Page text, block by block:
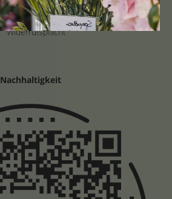
Datenschutz
AGB
Widerrufspflicht
Nachhaltigkeit